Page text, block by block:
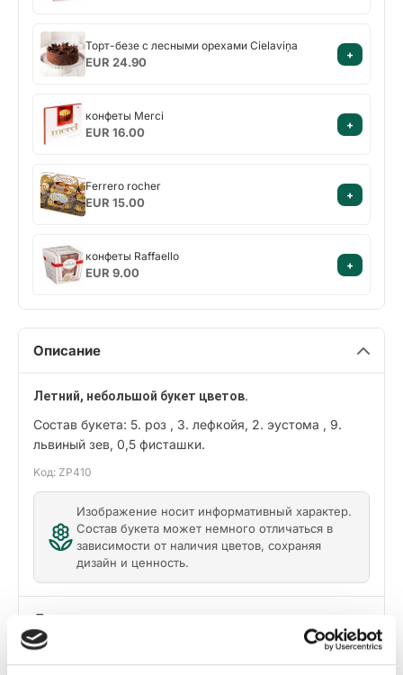
Торт-
безе
с
орехами
Cielaviņa
Торт-безе с лесными орехами Cielaviņa
EUR 24.90
+
конфеты
Merci
конфеты Merci
EUR 16.00
+
Ferrero
rocher
Ferrero rocher
EUR 15.00
+
конфеты
Raffaello
конфеты Raffaello
EUR 9.00
+
Описание
Летний, небольшой букет цветов.
Состав букета: 5. роз , 3. лефкойя, 2. эустома , 9.
львиный зев, 0,5 фисташки.
Kод: ZP410
Изображение носит информативный характер.
Состав букета может немного отличаться в
зависимости от наличия цветов, сохраняя
дизайн и ценность.
Доставка
Советы по уходу